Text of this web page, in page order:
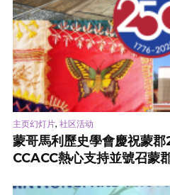
主页幻灯片, 社区活动
蒙哥馬利歷史學會慶祝蒙
CCACC熱心支持並號召蒙